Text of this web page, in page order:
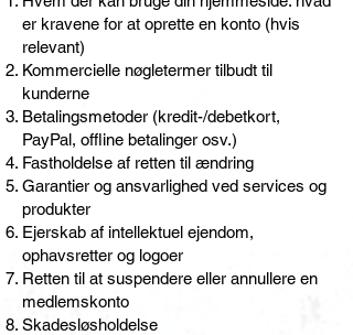
er kravene for at oprette en konto (hvis
relevant)
Kommercielle nøgletermer tilbudt til
kunderne
Betalingsmetoder (kredit-/debetkort,
PayPal, offline betalinger osv.)
Fastholdelse af retten til ændring
Garantier og ansvarlighed ved services og
produkter
Ejerskab af intellektuel ejendom,
ophavsretter og logoer
Retten til at suspendere eller annullere en
medlemskonto
Skadesløsholdelse